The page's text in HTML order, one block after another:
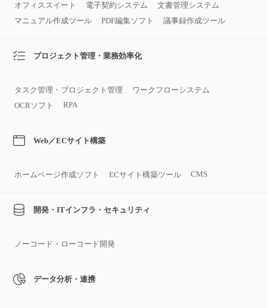
オフィススイート 電子契約システム
文書管理システム
マニュアル作成ツール
PDF編集ソフト 議事録作成ツール
プロジェクト管理・業務効率化
タスク管理・プロジェクト管理
ワークフローシステム
OCRソフト
RPA
Web／ECサイト構築
ホームページ作成ソフト ECサイト構築ツール CMS
開発・ITインフラ・セキュリティ
ノーコード・ローコード開発
データ分析・連携